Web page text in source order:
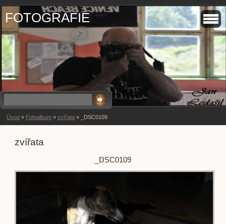
FOTOGRAFIE
Úvod » Fotoalbum » zvířata » _DSC0109
zvířata
_DSC0109